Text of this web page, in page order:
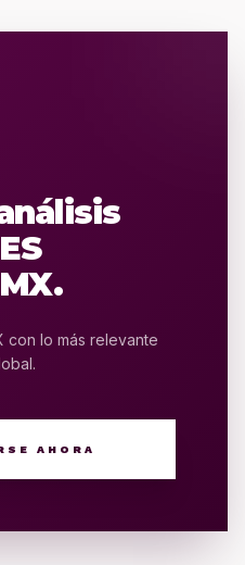
con lo más relevante
AHORA